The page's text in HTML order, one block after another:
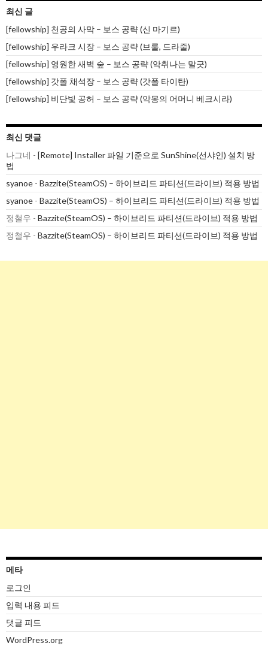
최신 글
[fellowship] 천공의 사막 – 보스 공략 (신 마기르)
[fellowship] 우라크 시장 – 보스 공략 (브룰, 드라줄)
[fellowship] 영원한 새벽 숲 – 보스 공략 (악취나는 말긋)
[fellowship] 갓폴 채석장 – 보스 공략 (갓폴 타이탄)
[fellowship] 비단빛 공허 – 보스 공략 (악몽의 어머니 베크시라)
최신 댓글
나그네 - [Remote] Installer 파일 기준으로 SunShine(선샤인) 설치 방
법
syanoe - Bazzite(SteamOS) – 하이브리드 파티션(드라이브) 적용 방법
syanoe - Bazzite(SteamOS) – 하이브리드 파티션(드라이브) 적용 방법
정철우 - Bazzite(SteamOS) – 하이브리드 파티션(드라이브) 적용 방법
정철우 - Bazzite(SteamOS) – 하이브리드 파티션(드라이브) 적용 방법
메타
로그인
입력 내용 피드
댓글 피드
WordPress.org